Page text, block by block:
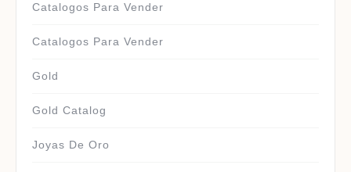
Catalogos Para Vender
Catalogos Para Vender
Gold
Gold Catalog
Joyas De Oro